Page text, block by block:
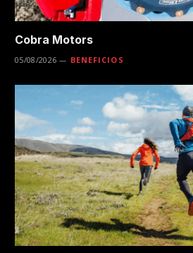
Cobra Motors
05/08/2026 BENEFICIOS